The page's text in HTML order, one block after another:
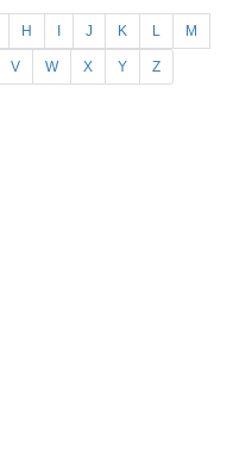
H J K L M
V W X Y Z